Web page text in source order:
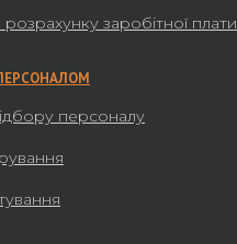
розрахунку заробітної плати
персоналу